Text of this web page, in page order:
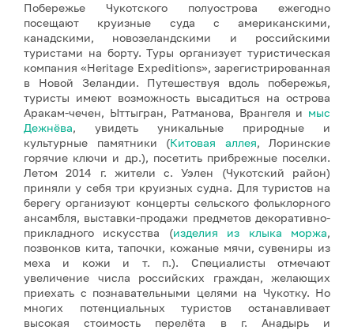
Побережье Чукотского полуострова ежегодно
посещают круизные суда с американскими,
канадскими, новозеландскими и российскими
туристами на борту. Туры организует туристическая
компания «Heritage Expeditions», зарегистрированная
в Новой Зеландии. Путешествуя вдоль побережья,
туристы имеют возможность высадиться на острова
Аракам-чечен, Ыттыгран, Ратманова, Врангеля и мыс
Дежнёва, увидеть уникальные природные и
культурные памятники (Китовая аллея, Лоринские
горячие ключи и др.), посетить прибрежные поселки.
Летом 2014 г. жители с. Уэлен (Чукотский район)
приняли у себя три круизных судна. Для туристов на
берегу организуют концерты сельского фольклорного
ансамбля, выставки-продажи предметов декоративно-
прикладного искусства (изделия из клыка моржа,
позвонков кита, тапочки, кожаные мячи, сувениры из
меха и кожи и т. п.). Специалисты отмечают
увеличение числа российских граждан, желающих
приехать с познавательными целями на Чукотку. Но
многих потенциальных туристов останавливает
высокая стоимость перелёта в г. Анадырь и